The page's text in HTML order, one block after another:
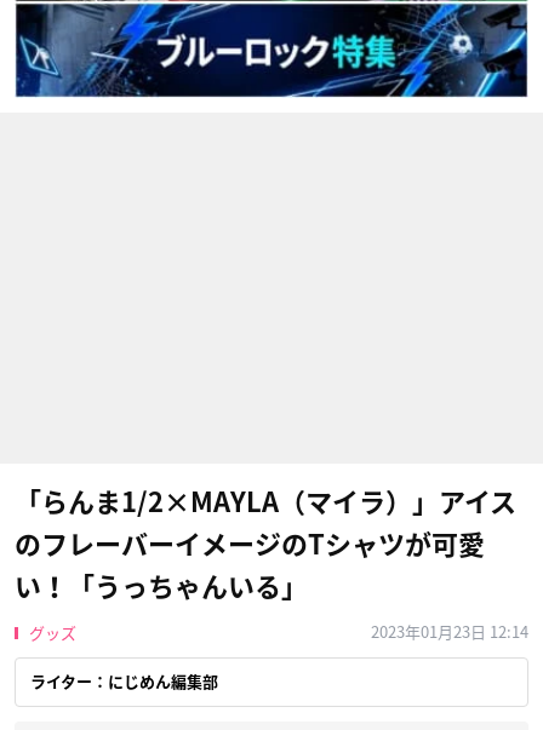
「らんま1/2×MAYLA（マイラ）」アイス
のフレーバーイメージのTシャツが可愛
い！「うっちゃんいる」
グッズ 2023年01月23日 12:14
ライター：にじめん編集部